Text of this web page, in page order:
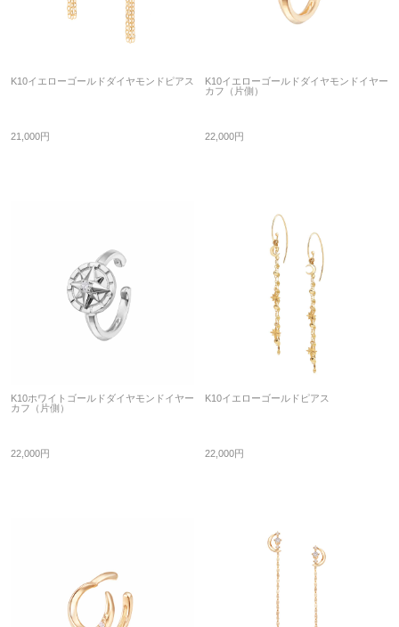
K10イエローゴールドダイヤモンドピアス
21,000円
K10イエローゴールドダイヤモンドイヤー
カフ（片側）
22,000円
K10ホワイトゴールドダイヤモンドイヤー
カフ（片側）
22,000円
K10イエローゴールドピアス
22,000円